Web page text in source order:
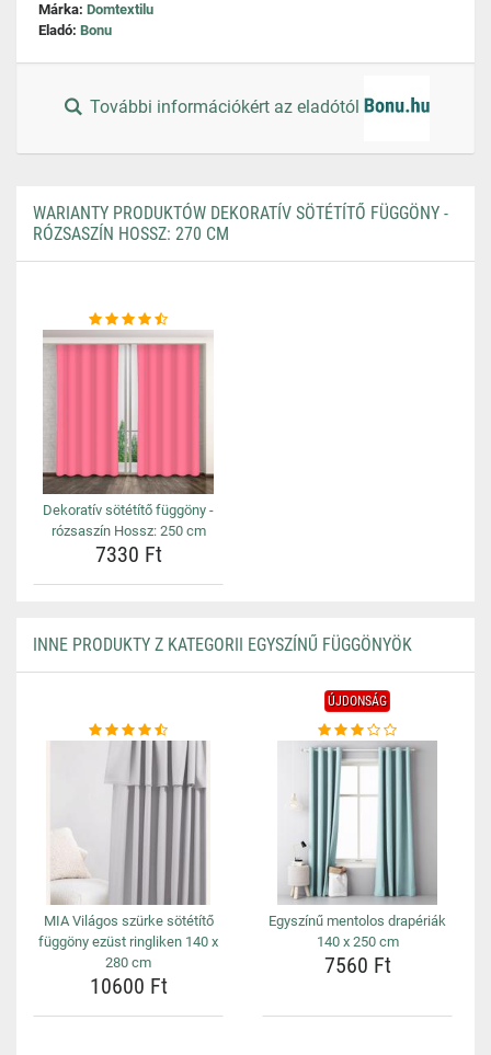
Márka: Domtextilu
Eladó: Bonu
További információkért az eladótól
WARIANTY PRODUKTÓW DEKORATÍV SÖTÉTÍTŐ FÜGGÖNY -
RÓZSASZÍN HOSSZ: 270 CM
Dekoratív sötétítő függöny -
rózsaszín Hossz: 250 cm
7330 Ft
INNE PRODUKTY Z KATEGORII EGYSZÍNŰ FÜGGÖNYÖK
MIA Világos szürke sötétítő
függöny ezüst ringliken 140 x
280 cm
10600 Ft
ÚJDONSÁG
Egyszínű mentolos drapériák
140 x 250 cm
7560 Ft